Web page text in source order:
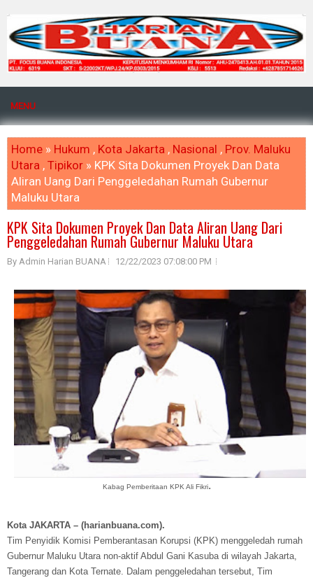
MENU
Home » Hukum , Kota Jakarta , Nasional , Prov. Maluku
Utara , Tipikor » KPK Sita Dokumen Proyek Dan Data
Aliran Uang Dari Penggeledahan Rumah Gubernur
Maluku Utara
KPK Sita Dokumen Proyek Dan Data Aliran Uang Dari
Penggeledahan Rumah Gubernur Maluku Utara
By Admin Harian BUANA 12/22/2023 07:08:00 PM
Kabag Pemberitaan KPK Ali Fikri.
Kota JAKARTA – (harianbuana.com).
Tim Penyidik Komisi Pemberantasan Korupsi (KPK) menggeledah rumah
Gubernur Maluku Utara non-aktif Abdul Gani Kasuba di wilayah Jakarta,
Tangerang dan Kota Ternate. Dalam penggeledahan tersebut, Tim